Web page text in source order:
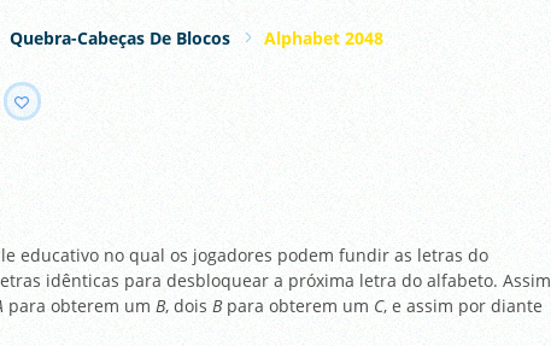
Quebra-Cabeças De Blocos Alphabet 2048
educativo no qual os jogadores podem fundir as letras do
idênticas para desbloquear a próxima letra do alfabeto. Assim
para obterem um B, dois Bpara obterem um C, e assim por diante